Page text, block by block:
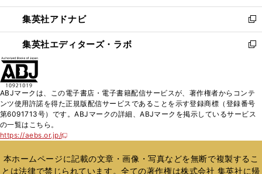
開
く
ウ
で
開
く
ン
ド
ウ
で
ウ
ィ
ン
ド
く
集英社アドナビ
新
し
い
ド
ウ
で
集英社エディターズ・ラボ
新
ィ
ン
ド
開
く
ABJマークは、この電子書店・電子書籍配信サービスが、著作権者からコンテ
ンツ使用許諾を得た正規版配信サービスであることを示す登録商標（登録番号
第6091713号）です。ABJマークの詳細、ABJマークを掲示しているサービス
の一覧はこちら。
https://aebs.or.jp/
新
い
ウ
本ホームページに記載の文章・画像・写真などを無断で複製するこ
とは法律で禁じられています。全ての著作権は株式会社 集英社に帰